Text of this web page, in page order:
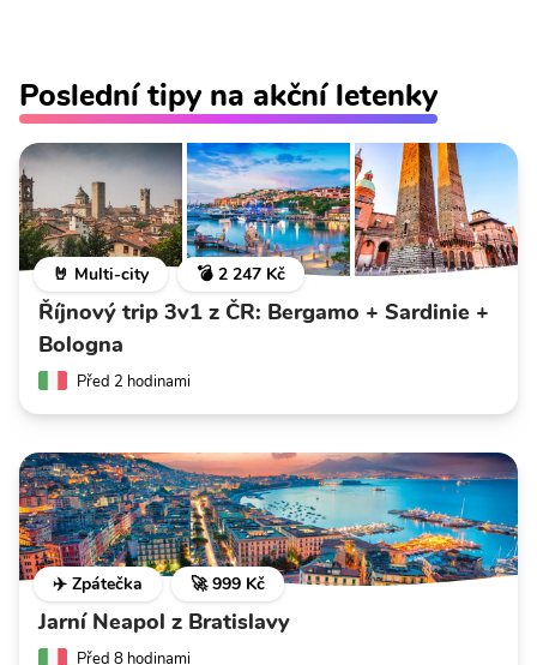
Poslední tipy na akční letenky
🤘 Multi-city 💣 2 247 Kč
Říjnový trip 3v1 z ČR: Bergamo + Sardinie +
Bologna
Před 2 hodinami
✈️ Zpátečka 🚀 999 Kč
Jarní Neapol z Bratislavy
Před 8 hodinami